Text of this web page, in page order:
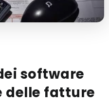
software
delle fatture